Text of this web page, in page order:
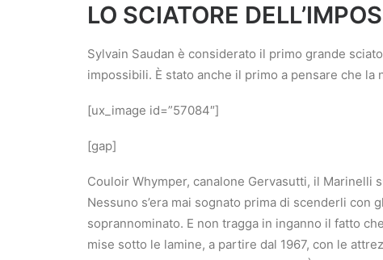
LO SCIATORE
Sylvain Saudan è considerato il primo grande
impossibili. È stato anche il primo a pensare che
[ux_image id=”57084″]
[gap]
Couloir Whymper, canalone Gervasutti, il Marinelli
Nessuno s’era mai sognato prima di scenderli con
soprannominato. E non tragga in inganno il fatto
mise sotto le lamine, a partire dal 1967, con le